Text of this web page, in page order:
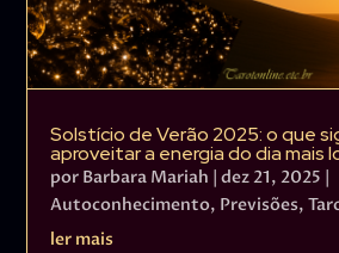
Solstício de Verão 2025: o que
aproveitar a energia do dia mais
por Barbara Mariah |dez 21, 2025 |
Autoconhecimento, Previsões,
ler mais